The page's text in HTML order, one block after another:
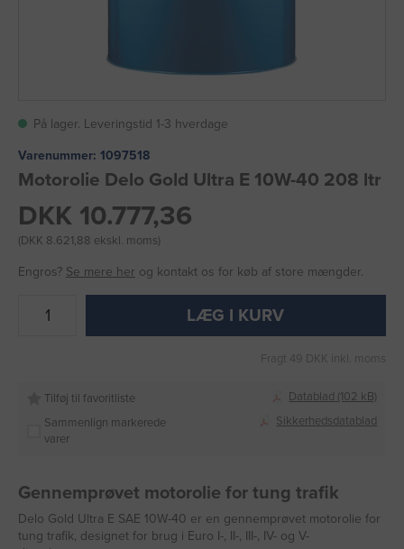
På lager. Leveringstid 1-3 hverdage
Varenummer: 1097518
Motorolie Delo Gold Ultra E 10W-40 208 ltr
DKK 10.777,36
(DKK 8.621,88 ekskl. moms)
Engros? Se mere her og kontakt os for køb af store mængder.
LÆG I KURV
Fragt 49 DKK inkl. moms
Tilføj til favoritliste
Sammenlign markerede
varer
Datablad (102 kB)
Sikkerhedsdatablad
Gennemprøvet motorolie for tung trafik
Delo Gold Ultra E SAE 10W-40 er en gennemprøvet motorolie for
tung trafik, designet for brug i Euro I-, II-, III-, IV- og V-